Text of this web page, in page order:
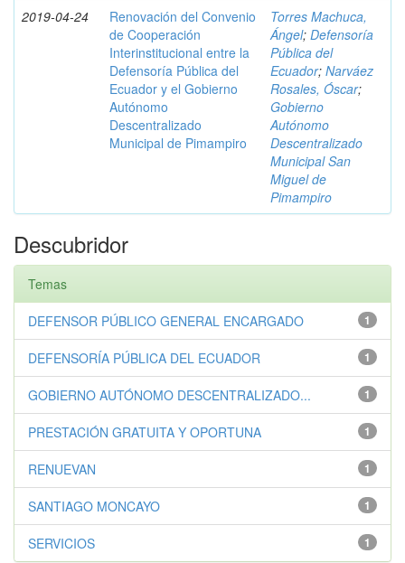
2019-04-24
Renovación del Convenio
de Cooperación
Interinstitucional entre la
Defensoría Pública del
Ecuador y el Gobierno
Autónomo
Descentralizado
Municipal de Pimampiro
Torres Machuca,
Ángel; Defensoría
Pública del
Ecuador; Narváez
Rosales, Óscar;
Gobierno
Autónomo
Descentralizado
Municipal San
Miguel de
Pimampiro
Descubridor
Temas
1
DEFENSOR PÚBLICO GENERAL ENCARGADO
1
DEFENSORÍA PÚBLICA DEL ECUADOR
1
GOBIERNO AUTÓNOMO DESCENTRALIZADO...
1
PRESTACIÓN GRATUITA Y OPORTUNA
1
RENUEVAN
1
SANTIAGO MONCAYO
1
SERVICIOS